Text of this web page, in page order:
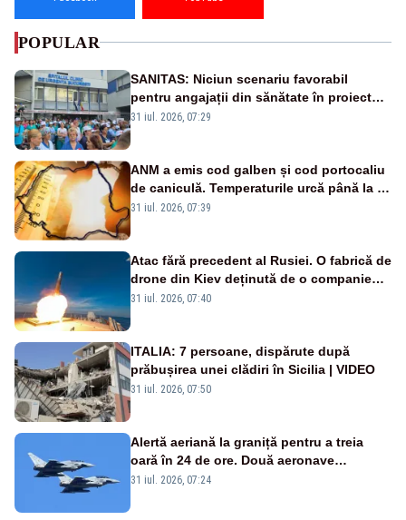
POPULAR
SANITAS: Niciun scenariu favorabil
pentru angajații din sănătate în proiectul
Legii salarizării
31 iul. 2026, 07:29
ANM a emis cod galben și cod portocaliu
de caniculă. Temperaturile urcă până la 38
de grade, iar nopțile devin tropicale
31 iul. 2026, 07:39
Atac fără precedent al Rusiei. O fabrică de
drone din Kiev deținută de o companie
americană, distrusă de o rachetă
31 iul. 2026, 07:40
ITALIA: 7 persoane, dispărute după
prăbușirea unei clădiri în Sicilia | VIDEO
31 iul. 2026, 07:50
Alertă aeriană la graniță pentru a treia
oară în 24 de ore. Două aeronave
Eurofighter britanice au fost ridicate de la
31 iul. 2026, 07:24